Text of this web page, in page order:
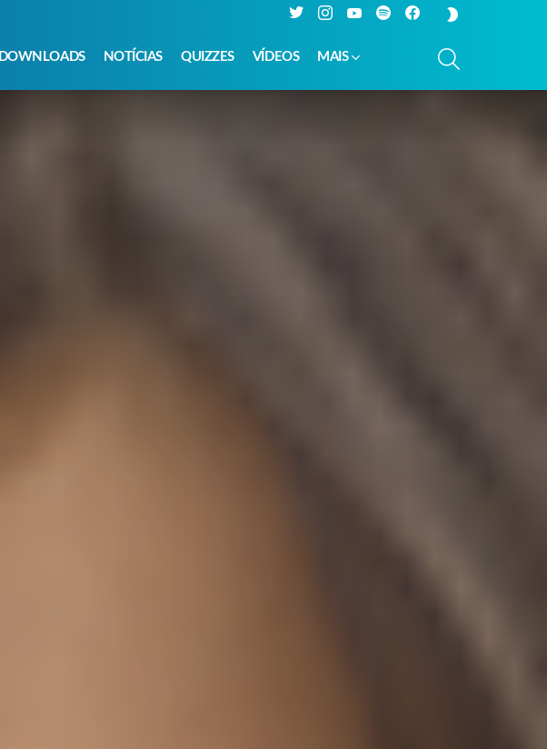
TwitterInstagramYouTubeSpotify Facebook
DOWNLOADS NOTÍCIAS QUIZZES VÍDEOS MAIS